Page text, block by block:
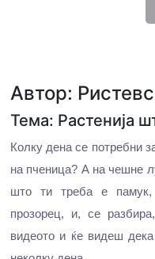
Автор:
Тема: Растенија
Колку дена се потребни
на пченица? А на чешне
што ти треба е памук,
прозорец, и, се
видеото и ќе видеш